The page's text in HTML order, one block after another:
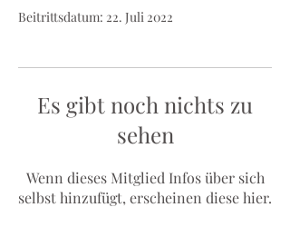
Beitrittsdatum: 22. Juli 2022
Es gibt noch nichts zu
sehen
Wenn dieses Mitglied Infos über sich
selbst hinzufügt, erscheinen diese hier.